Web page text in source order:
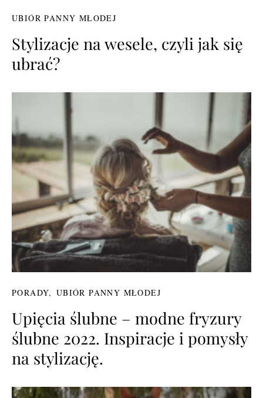
UBIÓR PANNY MŁODEJ
Stylizacje na wesele, czyli jak się
ubrać?
PORADY UBIÓR PANNY MŁODEJ
Upięcia ślubne – modne fryzury
ślubne 2022. Inspiracje i pomysły
na stylizację.